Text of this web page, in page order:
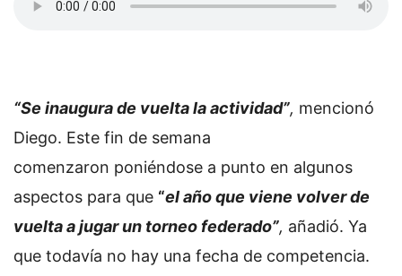
“Se inaugura de vuelta la actividad”, mencionó
Diego. Este fin de semana
comenzaron poniéndose a punto en algunos
aspectos para que “el año que viene volver de
vuelta a jugar un torneo federado”, añadió. Ya
que todavía no hay una fecha de competencia.